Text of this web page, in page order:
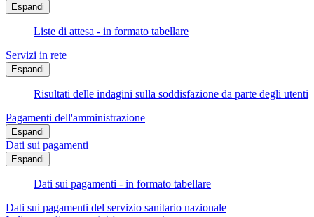
Espandi
Liste di attesa - in formato tabellare
Servizi in rete
Espandi
Risultati delle indagini sulla soddisfazione da parte degli utenti
Pagamenti dell'amministrazione
Espandi
Dati sui pagamenti
Espandi
Dati sui pagamenti - in formato tabellare
Dati sui pagamenti del servizio sanitario nazionale